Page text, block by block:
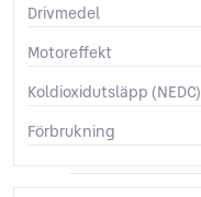
Drivmedel
Motoreffekt
Koldioxidutsläpp (NEDC)
Förbrukning